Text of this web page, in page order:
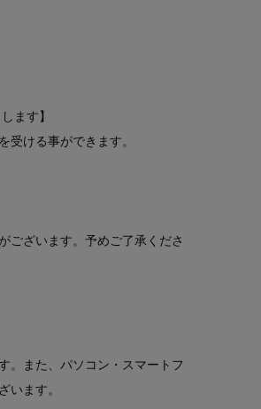
ます】
受ける事ができます。
ございます。予めご了承くださ
。また、パソコン・スマートフ
います。